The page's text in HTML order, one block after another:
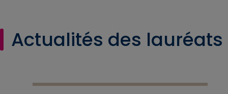
Actualités des lauréats